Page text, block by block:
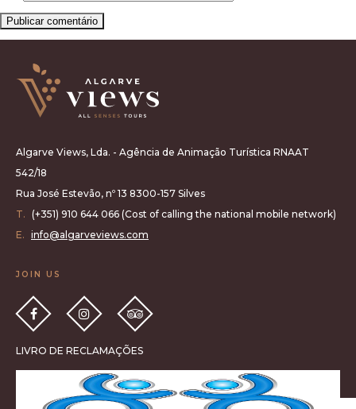
Algarve Views, Lda. - Agência de Animação Turística RNAAT
542/18
Rua José Estevão, nº 13 8300-157 Silves
T. (+351) 910 644 066 (Cost of calling the national mobile network)
E. info@algarveviews.com
JOIN US
LIVRO DE RECLAMAÇÕES